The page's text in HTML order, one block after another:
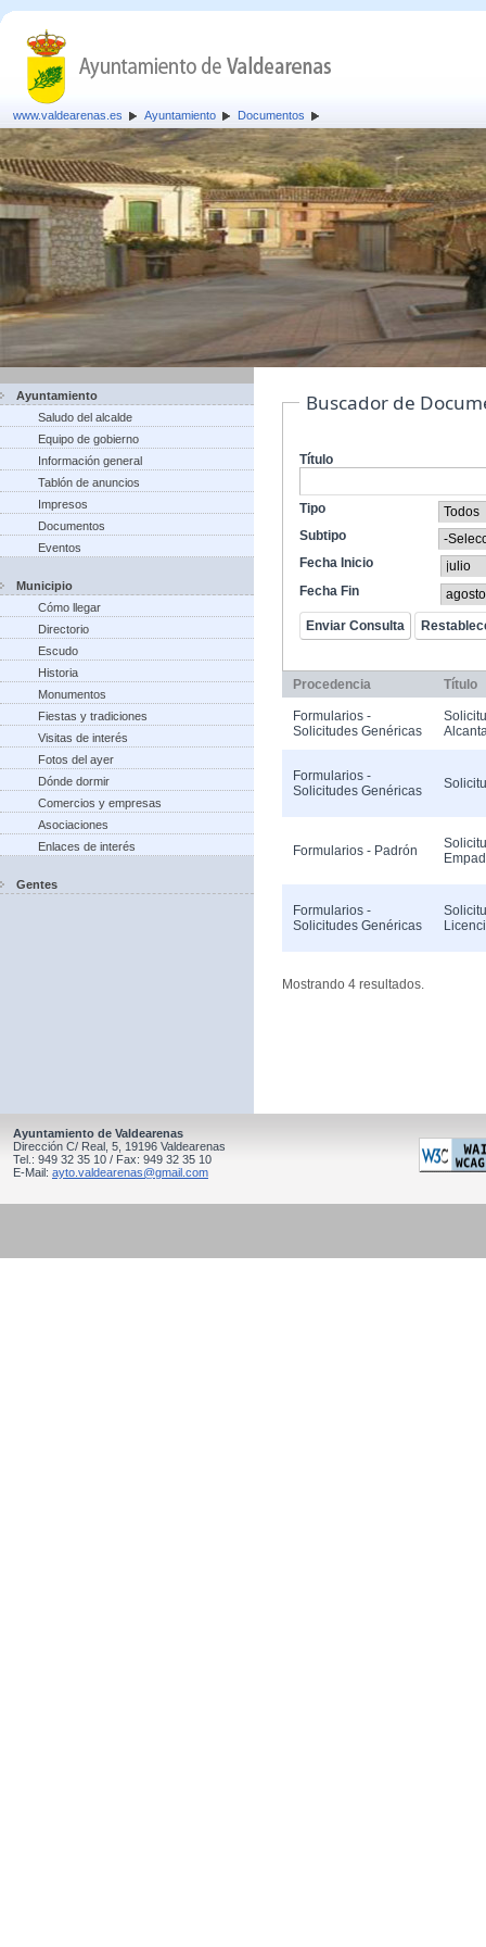
www.valdearenas.es Ayuntamiento Documentos
Ayuntamiento
Saludo del alcalde
Equipo de gobierno
Información general
Tablón de anuncios
Impresos
Documentos
Eventos
Municipio
Cómo llegar
Directorio
Escudo
Historia
Monumentos
Fiestas y tradiciones
Visitas de interés
Fotos del ayer
Dónde dormir
Comercios y empresas
Asociaciones
Enlaces de interés
Gentes
Buscador de
Título
Tipo
Subtipo
Fecha Inicio
Fecha Fin
Procedencia Título
Formularios -
Solicitudes Genéricas
Formularios -
Solicitudes Genéricas
Formularios - Padrón
Formularios -
Solicitudes Genéricas
Mostrando 4 resultados.
Ayuntamiento de Valdearenas
Dirección C/ Real, 5, 19196 Valdearenas
Tel.: 949 32 35 10 / Fax: 949 32 35 10
E-Mail: ayto.valdearenas@gmail.com